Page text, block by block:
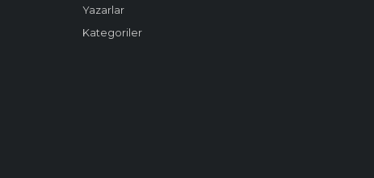
Yazarlar
Kategoriler